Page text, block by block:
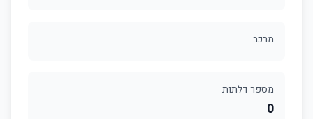
מרכב
מספר דלתות
0